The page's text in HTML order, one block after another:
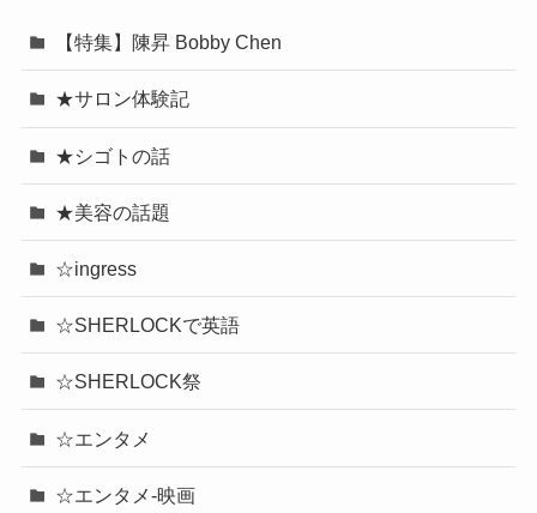
【特集】陳昇 Bobby Chen
★サロン体験記
★シゴトの話
★美容の話題
☆ingress
☆SHERLOCKで英語
☆SHERLOCK祭
☆エンタメ
☆エンタメ-映画